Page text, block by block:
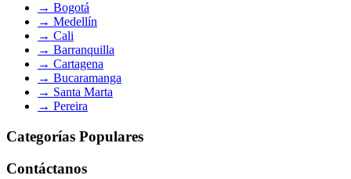
→ Bogotá
→ Medellín
→ Cali
→ Barranquilla
→ Cartagena
→ Bucaramanga
→ Santa Marta
→ Pereira
Categorías Populares
Contáctanos